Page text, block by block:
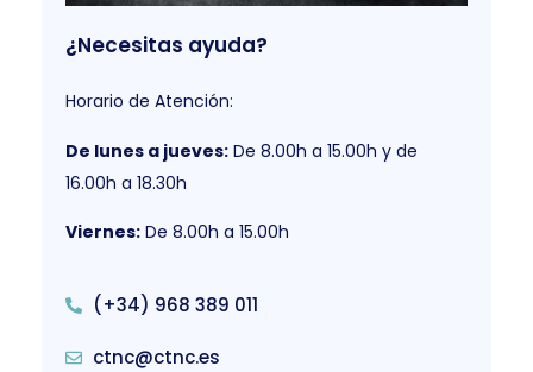
¿Necesitas ayuda?
Horario de Atención:
De lunes a jueves: De 8.00h a 15.00h y de
16.00h a 18.30h
Viernes: De 8.00h a 15.00h
(+34) 968 389 011
ctnc@ctnc.es